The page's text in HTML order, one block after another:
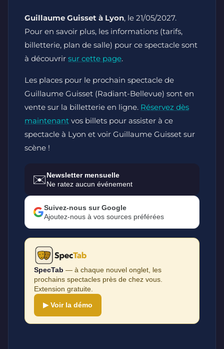
Guillaume Guisset à Lyon, le 21/05/2027.
Pour en savoir plus, les informations (tarifs,
billetterie, plan de salle) pour ce spectacle sont
à découvrir sur cette page.
Les places pour le prochain spectacle de
Guillaume Guisset (Radiant-Bellevue) sont en
vente sur la billetterie en ligne. Réservez dès
maintenant vos billets pour assister à ce
spectacle à Lyon et voir Guillaume Guisset sur
scène !
✉️Newsletter mensuelle
Ne ratez aucun événement
Suivez-nous sur Google
Ajoutez-nous à vos sources préférées
SpecTab — à chaque nouvel onglet, les
prochains spectacles près de chez vous.
Extension gratuite.
▶ Voir la démo